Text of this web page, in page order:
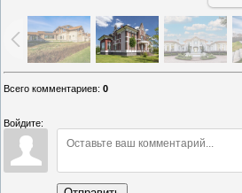
Всего комментариев: 0
Войдите: